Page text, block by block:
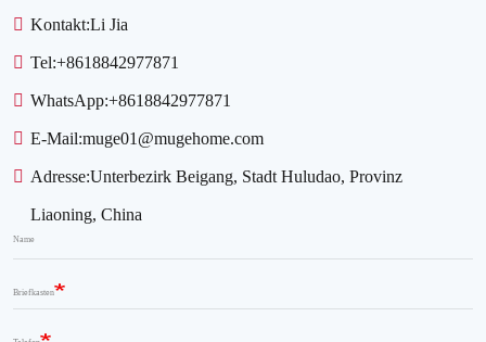
Kontakt:Li Jia
Tel:+8618842977871
WhatsApp:+8618842977871
E-Mail:muge01@mugehome.com
Adresse:Unterbezirk Beigang, Stadt Huludao, Provinz
Liaoning, China
Name
Briefkasten